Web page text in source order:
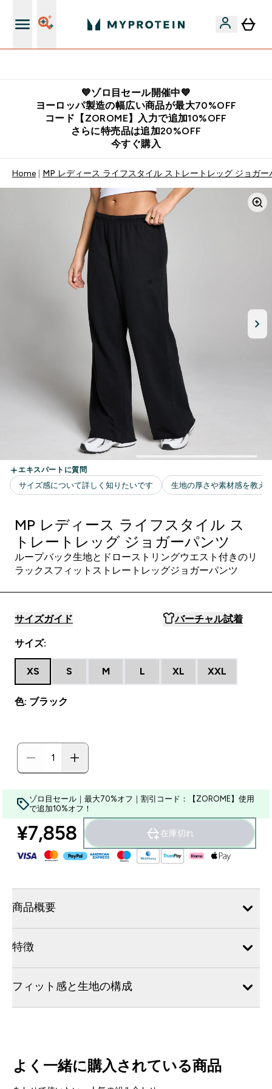
💙ゾロ目セール開催中💙
ヨーロッパ製造の幅広い商品が最大70%OFF
コード【ZOROME】入力で追加10%OFF
さらに特売品は追加20%OFF
今すぐ購入
Home MP レディース ライフスタイル ストレートレッグ ジョガ
MP レディース ライフスタイル ス
トレートレッグ ジョガーパンツ
ループバック生地とドローストリングウエスト付きのリ
ラックスフィットストレートレッグジョガーパンツ
サイズガイド バーチャル試着
サイズ:
XS S M L XL XXL
色: ブラック
ゾロ目セール｜最大70%オフ｜割引コード：【ZOROME】使用
で追加10%オフ！
¥7,858‎ 在庫切れ
商品概要
特徴
フィット感と生地の構成
よく一緒に購入されている商品